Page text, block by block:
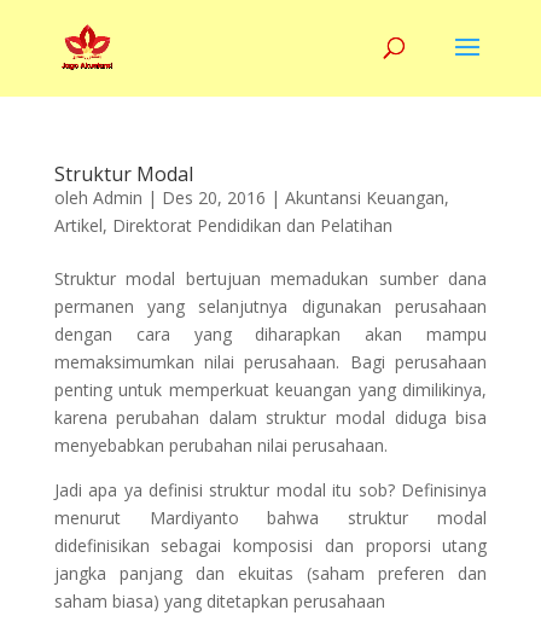
Struktur Modal
oleh Admin | Des 20, 2016 | Akuntansi Keuangan,
Artikel, Direktorat Pendidikan dan Pelatihan
Struktur modal bertujuan memadukan sumber dana
permanen yang selanjutnya digunakan perusahaan
dengan cara yang diharapkan akan mampu
memaksimumkan nilai perusahaan. Bagi perusahaan
penting untuk memperkuat keuangan yang dimilikinya,
karena perubahan dalam struktur modal diduga bisa
menyebabkan perubahan nilai perusahaan.
Jadi apa ya definisi struktur modal itu sob? Definisinya
menurut Mardiyanto bahwa struktur modal
didefinisikan sebagai komposisi dan proporsi utang
jangka panjang dan ekuitas (saham preferen dan
saham biasa) yang ditetapkan perusahaan